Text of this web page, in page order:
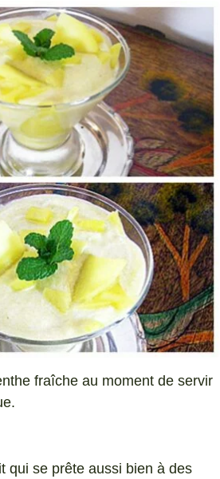
fraîche au moment de servir
qui se prête aussi bien à des